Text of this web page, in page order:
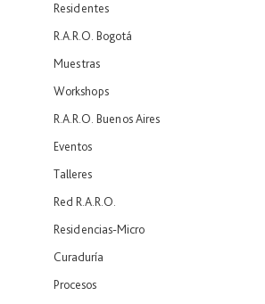
Residentes
R.A.R.O. Bogotá
Muestras
Workshops
R.A.R.O. Buenos Aires
Eventos
Talleres
Red R.A.R.O.
Residencias-Micro
Curaduría
Procesos